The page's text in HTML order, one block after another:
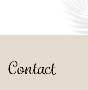
Contact